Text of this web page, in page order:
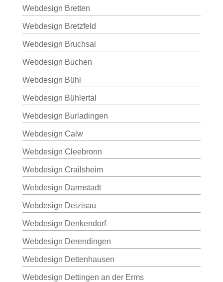
Webdesign Bretten
Webdesign Bretzfeld
Webdesign Bruchsal
Webdesign Buchen
Webdesign Bühl
Webdesign Bühlertal
Webdesign Burladingen
Webdesign Calw
Webdesign Cleebronn
Webdesign Crailsheim
Webdesign Darmstadt
Webdesign Deizisau
Webdesign Denkendorf
Webdesign Derendingen
Webdesign Dettenhausen
Webdesign Dettingen an der Erms